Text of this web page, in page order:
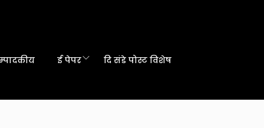
ई पेपर दि संडे पोस्ट विशेष